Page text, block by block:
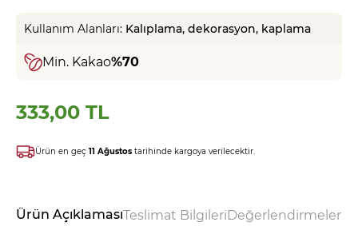
Kullanım Alanları: Kalıplama, dekorasyon, kaplama
Min. Kakao%70
333,00 TL
Ürün en geç 11 Ağustos tarihinde kargoya verilecektir.
Ürün AçıklamasıTeslimat BilgileriDeğerlendirmeler -